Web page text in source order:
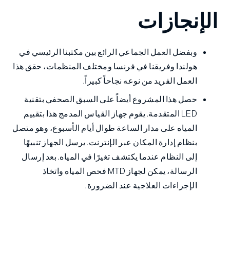
الإنجازات
وبفضل العمل الجماعي الرائع بين مكتبنا الرئيسي في
هولندا وفريقنا في فرنسا ومختلف المنظمات، حقق هذا
العمل الفريد من نوعه نجاحاً كبيراً.
حصل هذا المشروع أيضاً على السبق الصحفي بتقنية
LED المتقدمة. يقوم جهاز القياس المدمج هذا بتقييم
المياه على مدار الساعة طوال أيام الأسبوع، وهو متصل
بنظام إدارة المكان عبر الإنترنت. يرسل الجهاز تنبيهًا
إلى النظام عندما يكتشف تغيرًا في المياه. بعد إرسال
الرسالة، يمكن لجهاز MTD فحص المياه واتخاذ
الإجراءات العلاجية عند الضرورة.